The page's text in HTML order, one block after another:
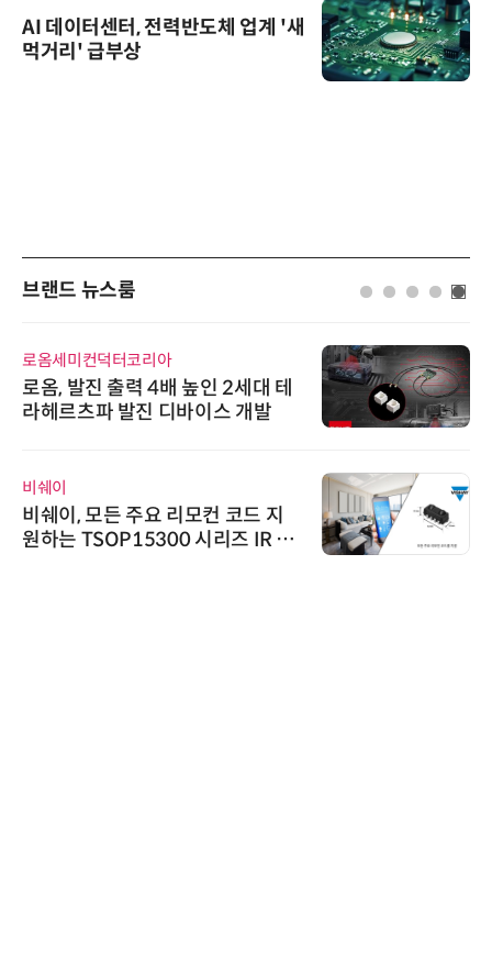
AI 데이터센터, 전력반도체 업계 '새
먹거리' 급부상
브랜드 뉴스룸
로옴세미컨덕터코리아
로옴, 발진 출력 4배 높인 2세대 테
라헤르츠파 발진 디바이스 개발
비쉐이
비쉐이, 모든 주요 리모컨 코드 지
원하는 TSOP15300 시리즈 IR 수